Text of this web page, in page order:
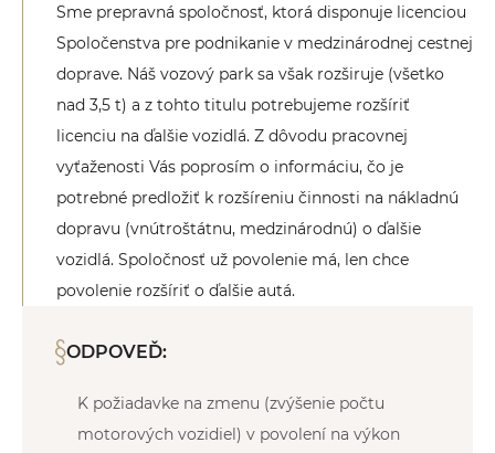
Sme prepravná spoločnosť, ktorá disponuje licenciou
Spoločenstva pre podnikanie v medzinárodnej cestnej
doprave. Náš vozový park sa však rozširuje (všetko
nad 3,5 t) a z tohto titulu potrebujeme rozšíriť
licenciu na ďalšie vozidlá. Z dôvodu pracovnej
vyťaženosti Vás poprosím o informáciu, čo je
potrebné predložiť k rozšíreniu činnosti na nákladnú
dopravu (vnútroštátnu, medzinárodnú) o ďalšie
vozidlá. Spoločnosť už povolenie má, len chce
povolenie rozšíriť o ďalšie autá.
ODPOVEĎ:
K požiadavke na zmenu (zvýšenie počtu
motorových vozidiel) v povolení na výkon